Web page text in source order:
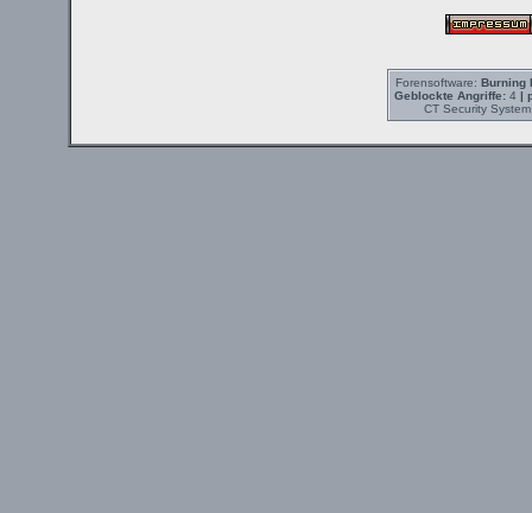
Forensoftware: Burning
Geblockte Angriffe:4 |
CT Security